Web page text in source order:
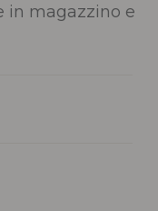
in magazzino e